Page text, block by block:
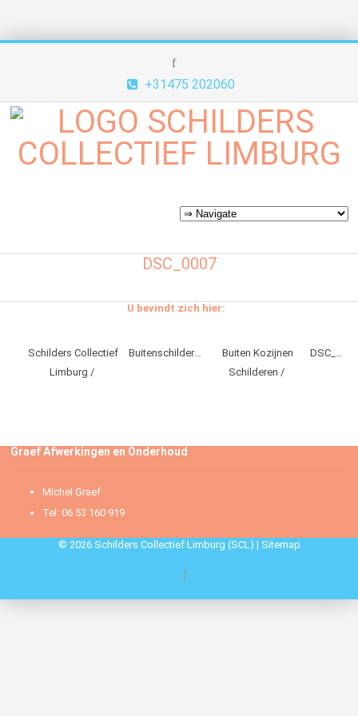
+31475 202060
DSC_0007
U bevindt zich hier:
Schilders Collectief
Limburg
Buitenschilderwerk
Buiten Kozijnen
Schilderen
DSC_0007
Graef Afwerkingen en Onderhoud
Michel Graef
Tel: 06 53 160 919
© 2026 Schilders Collectief Limburg (SCL) | Sitemap